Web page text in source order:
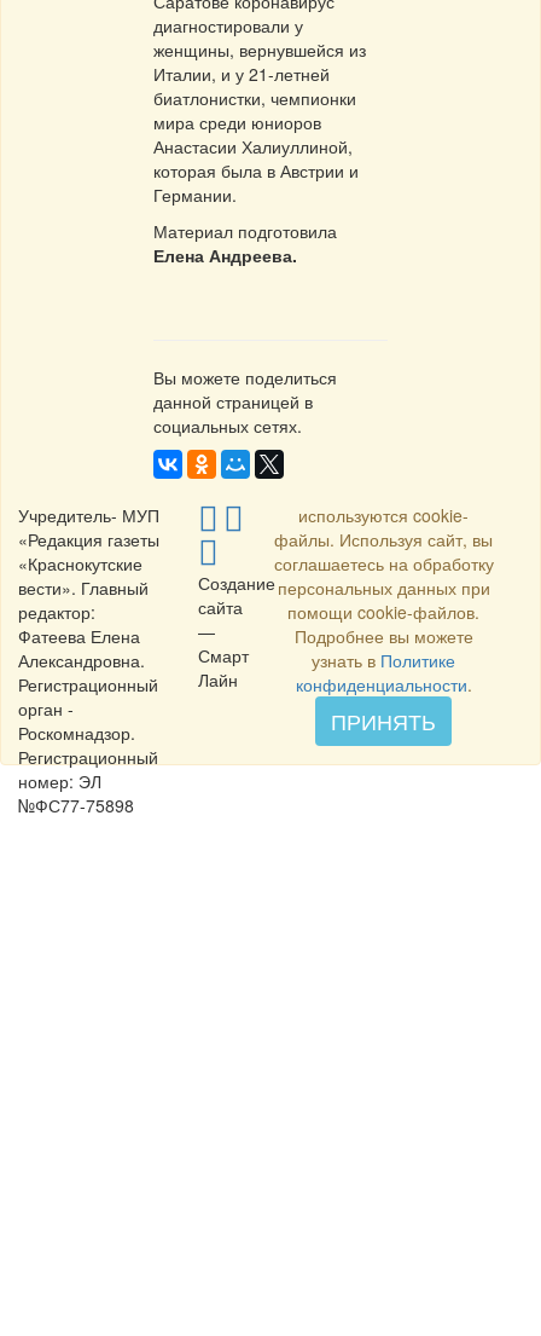
диагностировали у
женщины, вернувшейся из
Италии, и у 21-летней
биатлонистки, чемпионки
мира среди юниоров
Анастасии Халиуллиной,
которая была в Австрии и
Германии.
Материал подготовила
Елена Андреева.
Вы можете поделиться
данной страницей в
социальных сетях.
Учредитель- МУП
«Редакция газеты
«Краснокутские
вести». Главный
редактор:
Фатеева Елена
Александровна.
Регистрационный
орган -
Роскомнадзор.
Регистрационный
номер: ЭЛ
№ФС77-75898
Создание
сайта
—
Смарт
Лайн
используются cookie-
файлы. Используя сайт, вы
соглашаетесь на обработку
персональных данных при
помощи cookie-файлов.
Подробнее вы можете
узнать в Политике
конфиденциальности.
ПРИНЯТЬ